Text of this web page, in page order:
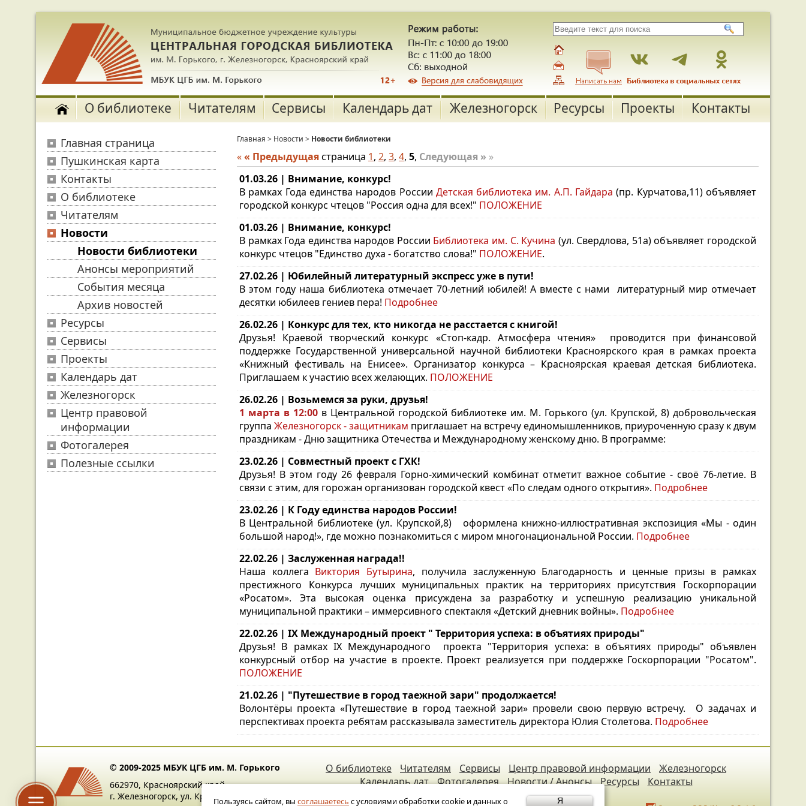
О библиотеке Читателям Сервисы Календарь дат Железногорск Ресурсы Проекты Контакты
Главная страница
Пушкинская карта
Контакты
О библиотеке
Читателям
Новости
Новости библиотеки
Анонсы мероприятий
События месяца
Архив новостей
Ресурсы
Сервисы
Проекты
Календарь дат
Железногорск
Центр правовой
информации
Фотогалерея
Полезные ссылки
Главная > Новости > Новости библиотеки
«« Предыдущаястраница 1, 2, 3, 4, 5, Следующая » »
01.03.26 | Внимание, конкурс!
В рамках Года единства народов России Детская библиотека им. А.П. Гайдара(пр. Курчатова,11) объявляет
городской конкурс чтецов "Россия одна для всех!" ПОЛОЖЕНИЕ
01.03.26 | Внимание, конкурс!
В рамках Года единства народов России Библиотека им. С. Кучина (ул. Свердлова, 51а) объявляет городской
конкурс чтецов "Единство духа - богатство слова!" ПОЛОЖЕНИЕ.
27.02.26 | Юбилейный литературный экспресс уже в пути!
В этом году наша библиотека отмечает 70-летний юбилей! А вместе с нами литературный мир отмечает
десятки юбилеев гениев пера! Подробнее
26.02.26 | Конкурс для тех, кто никогда не расстается с книгой!
Друзья! Краевой творческий конкурс «Стоп-кадр. Атмосфера чтения» проводится при финансовой
поддержке Государственной универсальной научной библиотеки Красноярского края в рамках проекта
«Книжный фестиваль на Енисее». Организатор конкурса – Красноярская краевая детская библиотека.
Приглашаем к участию всех желающих. ПОЛОЖЕНИЕ
26.02.26 | Возьмемся за руки, друзья!
1 марта в 12:00 в Центральной городской библиотеке им. М. Горького (ул. Крупской, 8) добровольческая
группа Железногорск - защитникам приглашает на встречу единомышленников, приуроченную сразу к двум
праздникам - Дню защитника Отечества и Международному женскому дню. В программе:
23.02.26 | Совместный проект с ГХК!
Друзья! В этом году 26 февраля Горно-химический комбинат отметит важное событие - своё 76-летие. В
связи с этим, для горожан организован городской квест «По следам одного открытия». Подробнее
23.02.26 | К Году единства народов России!
В Центральной библиотеке (ул. Крупской,8) оформлена книжно-иллюстративная экспозиция «Мы - один
большой народ!», где можно познакомиться с миром многонациональной России. Подробнее
22.02.26 | Заслуженная награда!!
Наша коллега Виктория Бутырина, получила заслуженную Благодарность и ценные призы в рамках
престижного Конкурса лучших муниципальных практик на территориях присутствия Госкорпорации
«Росатом».Эта высокая оценка присуждена за разработку и успешную реализацию уникальной
муниципальной практики – иммерсивного спектакля «Детский дневник войны». Подробнее
22.02.26 | IX Международный проект " Территория успеха: в объятиях природы"
Друзья! В рамках IX Международного проекта "Территория успеха: в объятиях природы" объявлен
конкурсный отбор на участие в проекте. Проект реализуется при поддержке Госкорпорации "Росатом".
ПОЛОЖЕНИЕ
21.02.26 | "Путешествие в город таежной зари" продолжается!
Волонтёры проекта «Путешествие в город таежной зари» провели свою первую встречу. О задачах и
перспективах проекта ребятам рассказывала заместитель директора Юлия Столетова. Подробнее
© 2009-2025 МБУК ЦГБ им. М. Горького
662970, Красноярский край,
г. Железногорск, ул. Крупской, 8
О библиотеке Читателям Сервисы Центр правовой информации
Железногорск
Календарь дат
Фотогалерея Новости / Анонсы Ресурсы Контакты
Пользуясь сайтом, вы соглашаетесь с условиями обработки cookie и данных о
Я